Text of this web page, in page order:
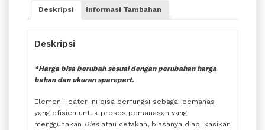
Deskripsi Informasi Tambahan
Deskripsi
*Harga bisa berubah sesuai dengan perubahan harga
bahan dan ukuran sparepart.
Elemen Heater ini bisa berfungsi sebagai pemanas
yang efisien untuk proses pemanasan yang
menggunakan Diesatau cetakan, biasanya diaplikasikan